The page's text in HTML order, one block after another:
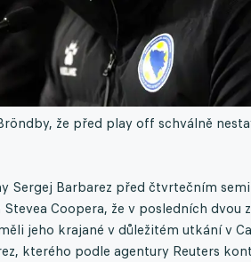
že před play off schválně
Sergej Barbarez před čtvrtečním
Coopera, že v posledních dvou
jeho krajané v důležitém utkání v
kterého podle agentury Reuters